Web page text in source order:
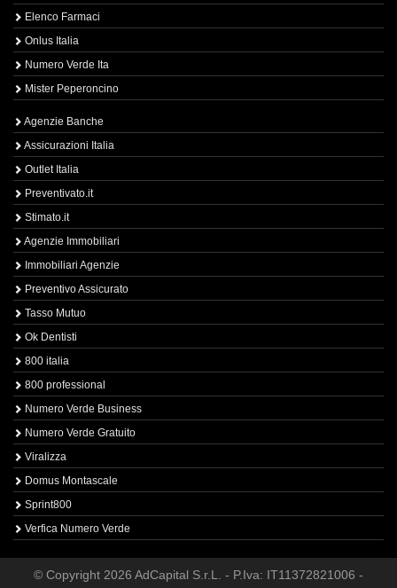
Elenco Farmaci
Onlus Italia
Numero Verde Ita
Mister Peperoncino
Agenzie Banche
Assicurazioni Italia
Outlet Italia
Preventivato.it
Stimato.it
Agenzie Immobiliari
Immobiliari Agenzie
Preventivo Assicurato
Tasso Mutuo
Ok Dentisti
800 italia
800 professional
Numero Verde Business
Numero Verde Gratuito
Viralizza
Domus Montascale
Sprint800
Verfica Numero Verde
© Copyright 2026 AdCapital S.r.L. - P.Iva: IT11372821006 -